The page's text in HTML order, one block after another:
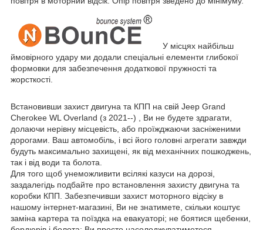
У місцях найбільш
ймовірного удару ми додали спеціальні елементи глибокої
формовки для забезпечення додаткової пружності та
жорсткості.
Встановивши захист двигуна та КПП на свій Jeep Grand
Cherokee WL Overland (з 2021--) , Ви не будете здрагати,
долаючи нерівну місцевість, або проїжджаючи засніженими
дорогами. Ваш автомобіль, і всі його головні агрегати завжди
будуть максимально захищені, як від механічних пошкоджень,
так і від води та болота.
Для того щоб унеможливити всілякі казуси на дорозі,
заздалегідь подбайте про встановлення захисту двигуна та
коробки КПП. Забезпечивши захист моторного відсіку в
нашому інтернет-магазині, Ви не знатимете, скільки коштує
заміна картера та поїздка на евакуаторі; не боятися щебенки,